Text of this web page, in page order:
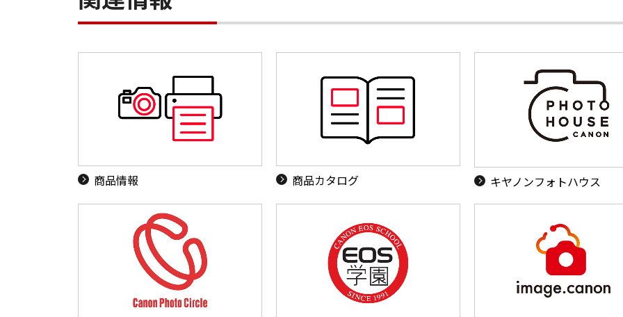
商品情報 商品カタログ キヤノンフォトハウス